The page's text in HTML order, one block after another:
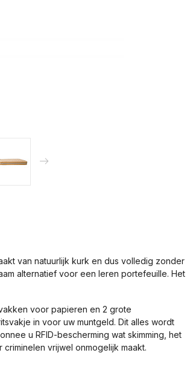
van natuurlijk kurk en dus volledig zonder
alternatief voor een leren portefeuille. Het
voor papieren en 2 grote
in voor uw muntgeld. Dit alles wordt
u RFID-bescherming wat skimming, het
vrijwel onmogelijk maakt.